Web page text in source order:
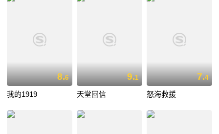
8.6
我的1919
9.1
天堂回信
7.4
怒海救援